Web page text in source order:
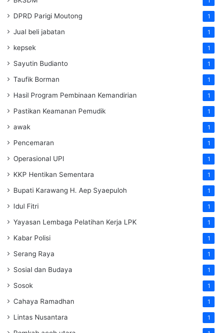
DPRD Parigi Moutong 1
Jual beli jabatan 1
kepsek 1
Sayutin Budianto 1
Taufik Borman 1
Hasil Program Pembinaan Kemandirian 1
Pastikan Keamanan Pemudik 1
awak 1
Pencemaran 1
Operasional UPI 1
KKP Hentikan Sementara 1
Bupati Karawang H. Aep Syaepuloh 1
Idul Fitri 1
Yayasan Lembaga Pelatihan Kerja LPK 1
Kabar Polisi 1
Serang Raya 1
Sosial dan Budaya 1
Sosok 1
Cahaya Ramadhan 1
Lintas Nusantara 1